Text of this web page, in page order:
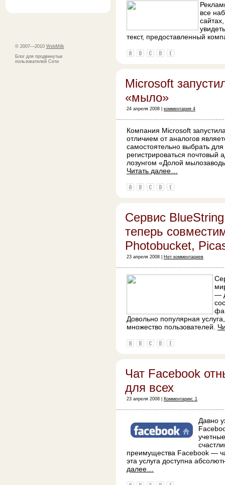
© 2007—2010 WebMilk
Блог для продвинутых
пользователей Сети
все
текст, предоставленный
Microsoft
«мыло»
24 апреля 2008 | комментария 4
Компания Microsoft
отличием от аналогов
самостоятельно выбрать
регистрироваться почтовый
лозунгом «Долой
Читать далее…
Сервис
теперь
Photobucket,
23 апреля 2008 | Нет комментариев
—
Довольно популярная
множество пользователей.
Чат Facebook
для всех
23 апреля 2008 | Комментарии: 1
Давно
преимущества Facebook —
эта услуга доступна
далее…